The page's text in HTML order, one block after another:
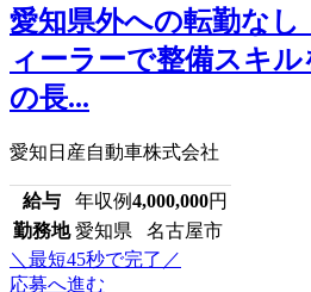
愛知県外への転勤なし
ィーラーで整備スキル
の長...
愛知日産自動車株式会社
給与 年収例4,000,000円
勤務地 愛知県 名古屋市
＼最短45秒で完了／
応募へ進む